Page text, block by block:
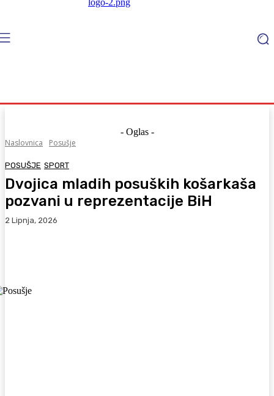
- Oglas -
Naslovnica
Posušje
POSUŠJE SPORT
Dvojica mladih posuških košarkaša
pozvani u reprezentacije BiH
2 Lipnja, 2026